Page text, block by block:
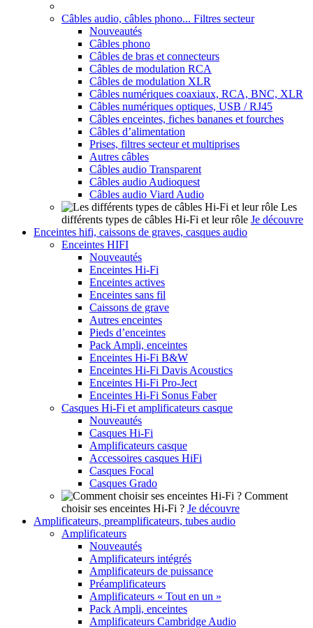
Câbles audio, câbles phono... Filtres secteur
Nouveautés
Câbles phono
Câbles de bras et connecteurs
Câbles de modulation RCA
Câbles de modulation XLR
Câbles numériques coaxiaux, RCA, BNC, XLR
Câbles numériques optiques, USB / RJ45
Câbles enceintes, fiches bananes et fourches
Câbles d’alimentation
Prises, filtres secteur et multiprises
Autres câbles
Câbles audio Transparent
Câbles audio Audioquest
Câbles audio Viard Audio
Les
différents types de câbles Hi-Fi et leur rôle Je découvre
Enceintes hifi, caissons de graves, casques audio
Enceintes HIFI
Nouveautés
Enceintes Hi-Fi
Enceintes actives
Enceintes sans fil
Caissons de grave
Autres enceintes
Pieds d’enceintes
Pack Ampli, enceintes
Enceintes Hi-Fi B&W
Enceintes Hi-Fi Davis Acoustics
Enceintes Hi-Fi Pro-Ject
Enceintes Hi-Fi Sonus Faber
Casques Hi-Fi et amplificateurs casque
Nouveautés
Casques Hi-Fi
Amplificateurs casque
Accessoires casques HiFi
Casques Focal
Casques Grado
Comment
choisir ses enceintes Hi-Fi ? Je découvre
Amplificateurs, preamplificateurs, tubes audio
Amplificateurs
Nouveautés
Amplificateurs intégrés
Amplificateurs de puissance
Préamplificateurs
Amplificateurs « Tout en un »
Pack Ampli, enceintes
Amplificateurs Cambridge Audio